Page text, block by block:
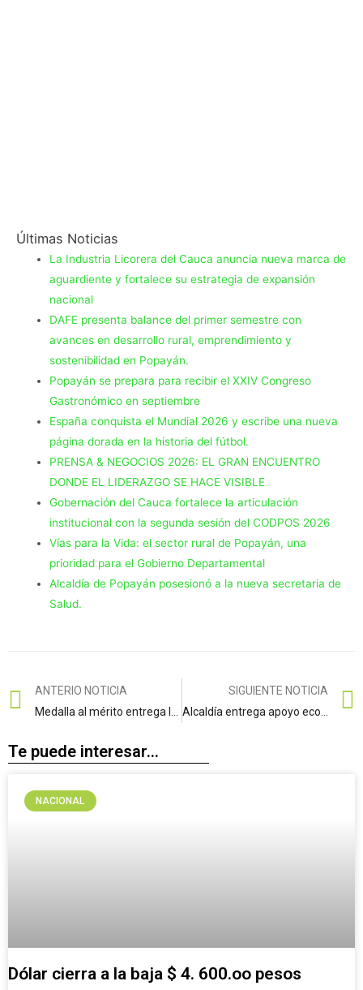
Últimas Noticias
La Industria Licorera del Cauca anuncia nueva marca de
aguardiente y fortalece su estrategia de expansión
nacional
DAFE presenta balance del primer semestre con
avances en desarrollo rural, emprendimiento y
sostenibilidad en Popayán.
Popayán se prepara para recibir el XXIV Congreso
Gastronómico en septiembre
España conquista el Mundial 2026 y escribe una nueva
página dorada en la historia del fútbol.
PRENSA & NEGOCIOS 2026: EL GRAN ENCUENTRO
DONDE EL LIDERAZGO SE HACE VISIBLE
Gobernación del Cauca fortalece la articulación
institucional con la segunda sesión del CODPOS 2026
Vías para la Vida: el sector rural de Popayán, una
prioridad para el Gobierno Departamental
Alcaldía de Popayán posesionó a la nueva secretaria de
Salud.
ANTERIO NOTICIA
SIGUIENTE NOTICIA
Te puede interesar...
NACIONAL
Dólar cierra a la baja $ 4. 600.oo pesos